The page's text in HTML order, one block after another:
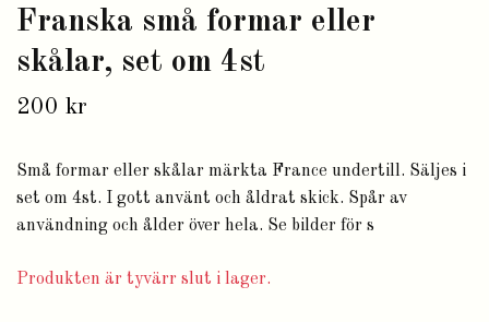
Franska små formar eller
skålar, set om 4st
200 kr
Små formar eller skålar märkta France undertill. Säljes i
set om 4st. I gott använt och åldrat skick. Spår av
användning och ålder över hela. Se bilder för s
Produkten är tyvärr slut i lager.